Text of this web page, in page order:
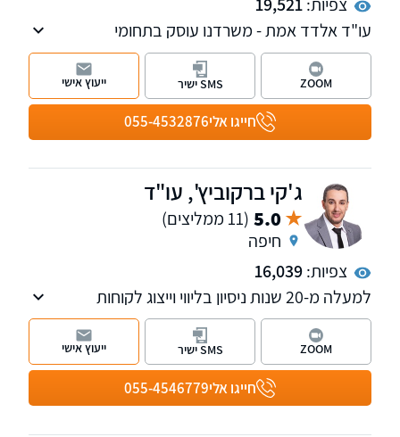
עו"ד אלדד אמת - משרדנו עוסק בתחומי
המקרקעין והאזרחי-מסחרי.
חייגו אלי055-4532876
ZOOM SMS ישיר ייעוץ אישי
ג'קי ברקוביץ', עו"ד
5.0 (11 ממליצים)
חיפה
צפיות:16,039
למעלה מ-20 שנות ניסיון בליווי וייצוג לקוחות
בתחומים האזרחיים-מסחריים, לרבות תביעות
כספיות מורכבות, הליכי חדלות פירעון, פירוק
והבראה של חברות, הוצאה לפועל ודיני עבודה.
לזכות המשרד שורה ארוכה של הישגים והצלחות
עבור מאות לקוחות פרטיים, עסקיים ותאגידים.
חייגו אלי055-4546779
ZOOM SMS ישיר ייעוץ אישי